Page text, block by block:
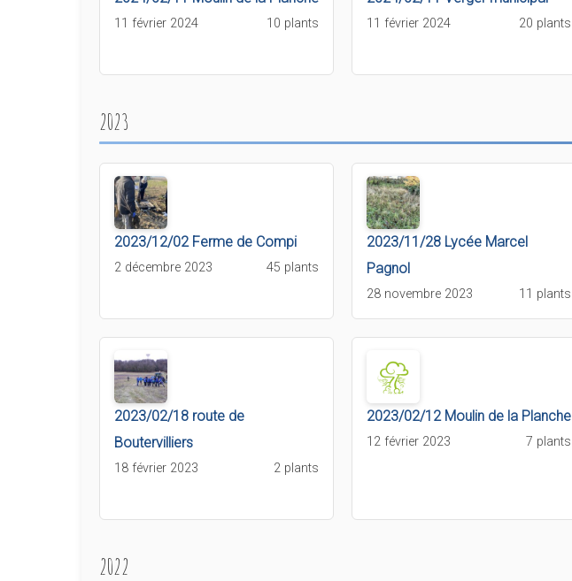
11 février 2024 10 plants 11 février 2024 20 plants
2023
2023/12/02 Ferme de Compi
2 décembre 2023 45 plants
2023/11/28 Lycée Marcel
Pagnol
28 novembre 2023 11 plants
2023/02/18 route de
Boutervilliers
18 février 2023 2 plants
2023/02/12 Moulin de la Planche
12 février 2023 7 plants
2022